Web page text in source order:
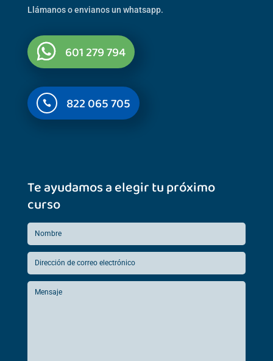
Llámanos o envianos un whatsapp.
601 279 794
 822 065 705
Te ayudamos a elegir tu próximo
curso